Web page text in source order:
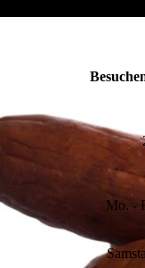
Mo. -